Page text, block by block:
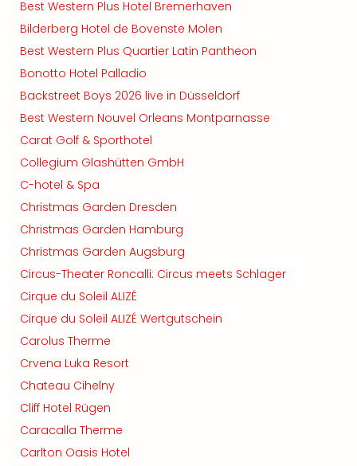
Best Western Plus Hotel Bremerhaven
Bilderberg Hotel de Bovenste Molen
Best Western Plus Quartier Latin Pantheon
Bonotto Hotel Palladio
Backstreet Boys 2026 live in Düsseldorf
Best Western Nouvel Orleans Montparnasse
Carat Golf & Sporthotel
Collegium Glashütten GmbH
C-hotel & Spa
Christmas Garden Dresden
Christmas Garden Hamburg
Christmas Garden Augsburg
Circus-Theater Roncalli: Circus meets Schlager
Cirque du Soleil ALIZÉ
Cirque du Soleil ALIZÉ Wertgutschein
Carolus Therme
Crvena Luka Resort
Chateau Cihelny
Cliff Hotel Rügen
Caracalla Therme
Carlton Oasis Hotel